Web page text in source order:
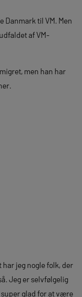
Danmark til VM. Men
af VM-
men han har
har jeg nogle folk, der
Jeg er selvfølgelig
super glad for at være